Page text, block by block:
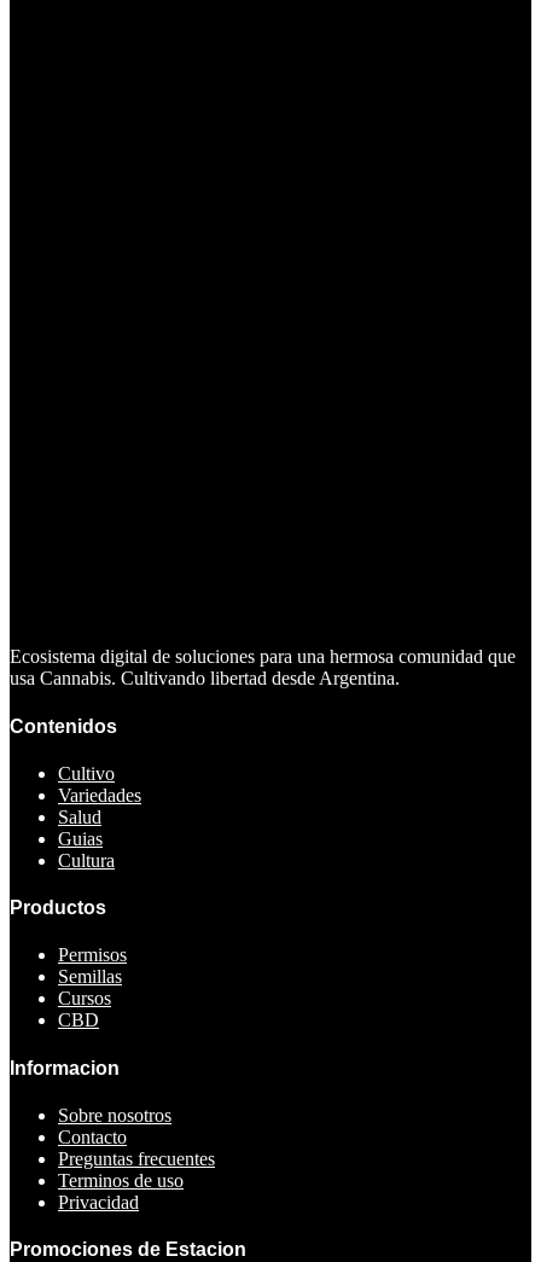
Ecosistema digital de soluciones para una hermosa comunidad que
usa Cannabis. Cultivando libertad desde Argentina.
Contenidos
Cultivo
Variedades
Salud
Guias
Cultura
Productos
Permisos
Semillas
Cursos
CBD
Informacion
Sobre nosotros
Contacto
Preguntas frecuentes
Terminos de uso
Privacidad
Promociones de Estacion